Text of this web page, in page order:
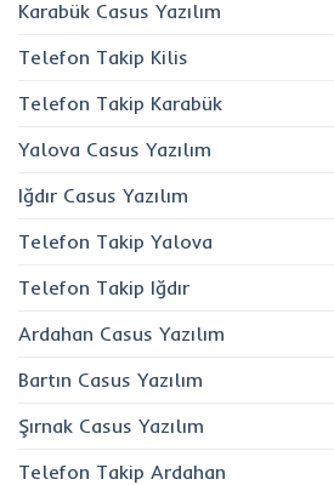
Karabük Casus Yazılım
Telefon Takip Kilis
Telefon Takip Karabük
Yalova Casus Yazılım
Iğdır Casus Yazılım
Telefon Takip Yalova
Telefon Takip Iğdır
Ardahan Casus Yazılım
Bartın Casus Yazılım
Şırnak Casus Yazılım
Telefon Takip Ardahan